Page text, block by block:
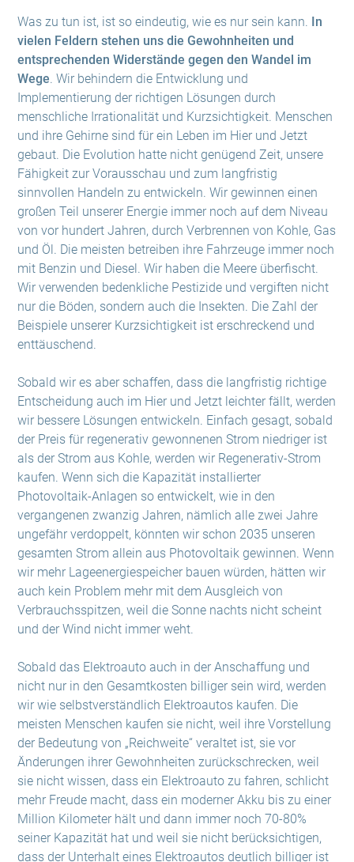
Was zu tun ist, ist so eindeutig, wie es nur sein kann. In
vielen Feldern stehen uns die Gewohnheiten und
entsprechenden Widerstände gegen den Wandel im
Wege. Wir behindern die Entwicklung und
Implementierung der richtigen Lösungen durch
menschliche Irrationalität und Kurzsichtigkeit. Menschen
und ihre Gehirne sind für ein Leben im Hier und Jetzt
gebaut. Die Evolution hatte nicht genügend Zeit, unsere
Fähigkeit zur Vorausschau und zum langfristig
sinnvollen Handeln zu entwickeln. Wir gewinnen einen
großen Teil unserer Energie immer noch auf dem Niveau
von vor hundert Jahren, durch Verbrennen von Kohle, Gas
und Öl. Die meisten betreiben ihre Fahrzeuge immer noch
mit Benzin und Diesel. Wir haben die Meere überfischt.
Wir verwenden bedenkliche Pestizide und vergiften nicht
nur die Böden, sondern auch die Insekten. Die Zahl der
Beispiele unserer Kurzsichtigkeit ist erschreckend und
enttäuschend.
Sobald wir es aber schaffen, dass die langfristig richtige
Entscheidung auch im Hier und Jetzt leichter fällt, werden
wir bessere Lösungen entwickeln. Einfach gesagt, sobald
der Preis für regenerativ gewonnenen Strom niedriger ist
als der Strom aus Kohle, werden wir Regenerativ-Strom
kaufen. Wenn sich die Kapazität installierter
Photovoltaik-Anlagen so entwickelt, wie in den
vergangenen zwanzig Jahren, nämlich alle zwei Jahre
ungefähr verdoppelt, könnten wir schon 2035 unseren
gesamten Strom allein aus Photovoltaik gewinnen. Wenn
wir mehr Lageenergiespeicher bauen würden, hätten wir
auch kein Problem mehr mit dem Ausgleich von
Verbrauchsspitzen, weil die Sonne nachts nicht scheint
und der Wind nicht immer weht.
Sobald das Elektroauto auch in der Anschaffung und
nicht nur in den Gesamtkosten billiger sein wird, werden
wir wie selbstverständlich Elektroautos kaufen. Die
meisten Menschen kaufen sie nicht, weil ihre Vorstellung
der Bedeutung von „Reichweite“ veraltet ist, sie vor
Änderungen ihrer Gewohnheiten zurückschrecken, weil
sie nicht wissen, dass ein Elektroauto zu fahren, schlicht
mehr Freude macht, dass ein moderner Akku bis zu einer
Million Kilometer hält und dann immer noch 70-80%
seiner Kapazität hat und weil sie nicht berücksichtigen,
dass der Unterhalt eines Elektroautos deutlich billiger ist